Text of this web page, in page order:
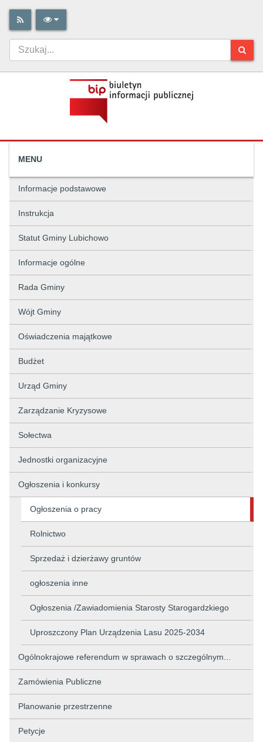
MENU
Informacje podstawowe
Instrukcja
Statut Gminy Lubichowo
Informacje ogólne
Rada Gminy
Wójt Gminy
Oświadczenia majątkowe
Budżet
Urząd Gminy
Zarządzanie Kryzysowe
Sołectwa
Jednostki organizacyjne
Ogłoszenia i konkursy
Ogłoszenia o pracy
Rolnictwo
Sprzedaż i dzierżawy gruntów
ogłoszenia inne
Ogłoszenia /Zawiadomienia Starosty Starogardzkiego
Uproszczony Plan Urządzenia Lasu 2025-2034
Ogólnokrajowe referendum w sprawach o szczególnym...
Zamówienia Publiczne
Planowanie przestrzenne
Petycje